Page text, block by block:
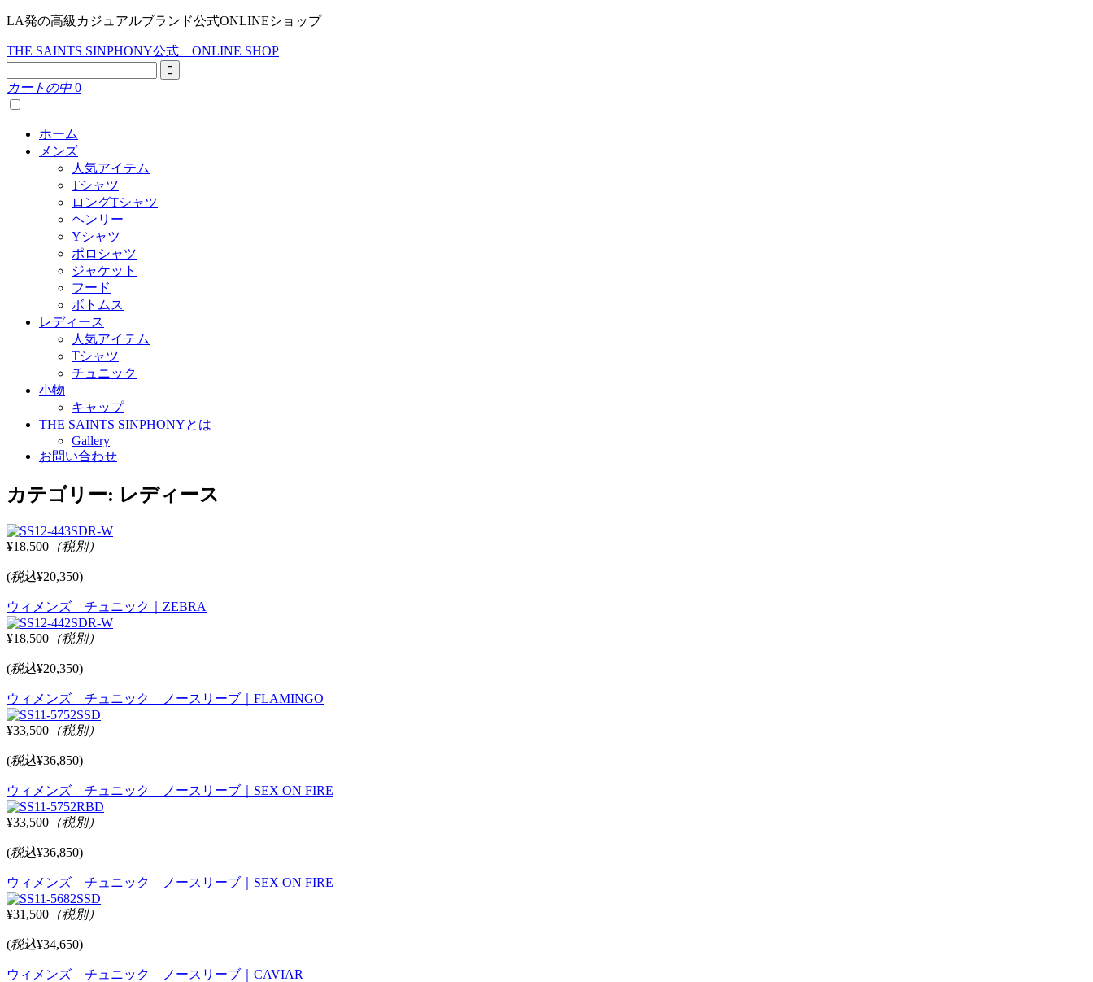
LA発の高級カジュアルブランド公式ONLINEショップ
THE SAINTS SINPHONY公式 ONLINE SHOP
カートの中 0
ホーム
メンズ
人気アイテム
Tシャツ
ロングTシャツ
ヘンリー
Yシャツ
ポロシャツ
ジャケット
フード
ボトムス
レディース
人気アイテム
Tシャツ
チュニック
小物
キャップ
THE SAINTS SINPHONYとは
Gallery
お問い合わせ
カテゴリー: レディース
¥18,500 （税別）
(税込¥20,350)
ウィメンズ チュニック｜ZEBRA
¥18,500 （税別）
(税込¥20,350)
ウィメンズ チュニック ノースリーブ｜FLAMINGO
¥33,500 （税別）
(税込¥36,850)
ウィメンズ チュニック ノースリーブ｜SEX ON FIRE
¥33,500 （税別）
(税込¥36,850)
ウィメンズ チュニック ノースリーブ｜SEX ON FIRE
¥31,500 （税別）
(税込¥34,650)
ウィメンズ チュニック ノースリーブ｜CAVIAR